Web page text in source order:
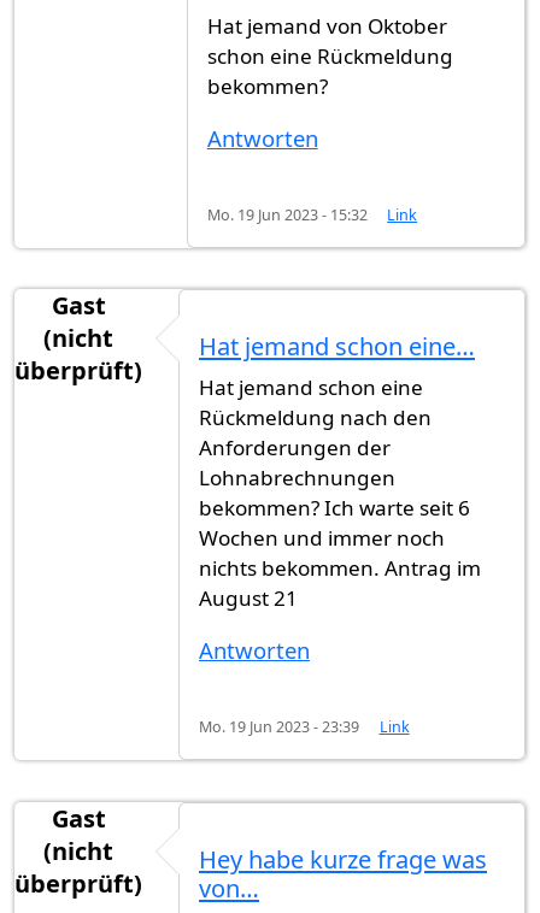
Hat jemand von Oktober
schon eine Rückmeldung
bekommen?
Antworten
Mo. 19 Jun 2023 - 15:32 Link
Gast
(nicht
überprüft)
Hat jemand schon eine…
Hat jemand schon eine
Rückmeldung nach den
Anforderungen der
Lohnabrechnungen
bekommen? Ich warte seit 6
Wochen und immer noch
nichts bekommen. Antrag im
August 21
Antworten
Mo. 19 Jun 2023 - 23:39 Link
Gast
(nicht
überprüft)
Hey habe kurze frage was
von…